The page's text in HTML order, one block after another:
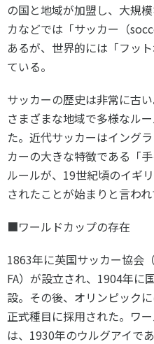
知
SPORT POLICY
Sport Topics
スポーツ 歴史の検証
スポーツ辞典
SSF BOOKS
の国と地域が加盟し、大規
カなどでは「サッカー（
あるが、世界的には「フッ
ている。
サッカーの歴史は非常に古
さまざまな地域で多様なル
た。近代サッカーはイング
カーの大きな特徴である「
ルールが、19世紀頃のイギ
されたことが始まりと言われ
■ワールドカップの存在
1863年に英国サッカー協
FA）が設立され、1904年に
設。その後、オリンピック
正式種目に採用された。ワ
は、1930年のウルグアイで